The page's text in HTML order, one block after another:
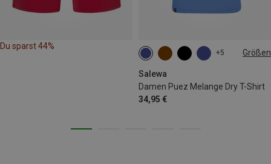
Du sparst 44%
+5 Größen
Salewa
Damen Puez Melange Dry T-Shirt
34,95 €
XS S M